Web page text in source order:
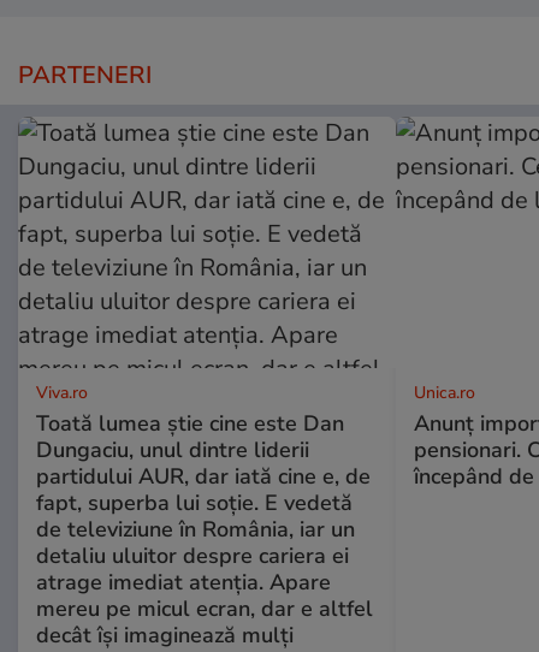
PARTENERI
Viva.ro
Toată lumea știe cine este Dan
Dungaciu, unul dintre liderii
partidului AUR, dar iată cine e, de
fapt, superba lui soție. E vedetă
de televiziune în România, iar un
detaliu uluitor despre cariera ei
atrage imediat atenția. Apare
mereu pe micul ecran, dar e altfel
decât își imaginează mulți
Unica.ro
Anunț
pensionari.
începând